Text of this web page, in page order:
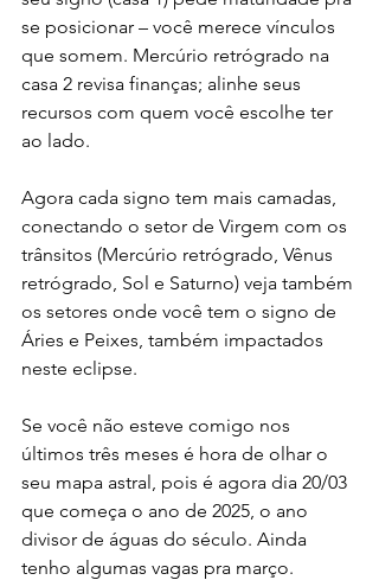
se posicionar – você merece vínculos
que somem. Mercúrio retrógrado na
casa 2 revisa finanças; alinhe seus
recursos com quem você escolhe ter
ao lado.
Agora cada signo tem mais camadas,
conectando o setor de Virgem com os
trânsitos (Mercúrio retrógrado, Vênus
retrógrado, Sol e Saturno) veja também
os setores onde você tem o signo de
Áries e Peixes, também impactados
neste eclipse.
Se você não esteve comigo nos
últimos três meses é hora de olhar o
seu mapa astral, pois é agora dia 20/03
que começa o ano de 2025, o ano
divisor de águas do século. Ainda
tenho algumas vagas pra março.